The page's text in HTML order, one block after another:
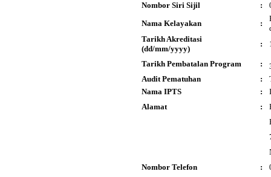
Nombor Siri Sijil
:
Nama Kelayakan
:
Tarikh Akreditasi
(dd/mm/yyyy)
:
Tarikh Pembatalan Program :
Audit Pematuhan
:
Nama IPTS
:
Alamat
:
Nombor Telefon
: